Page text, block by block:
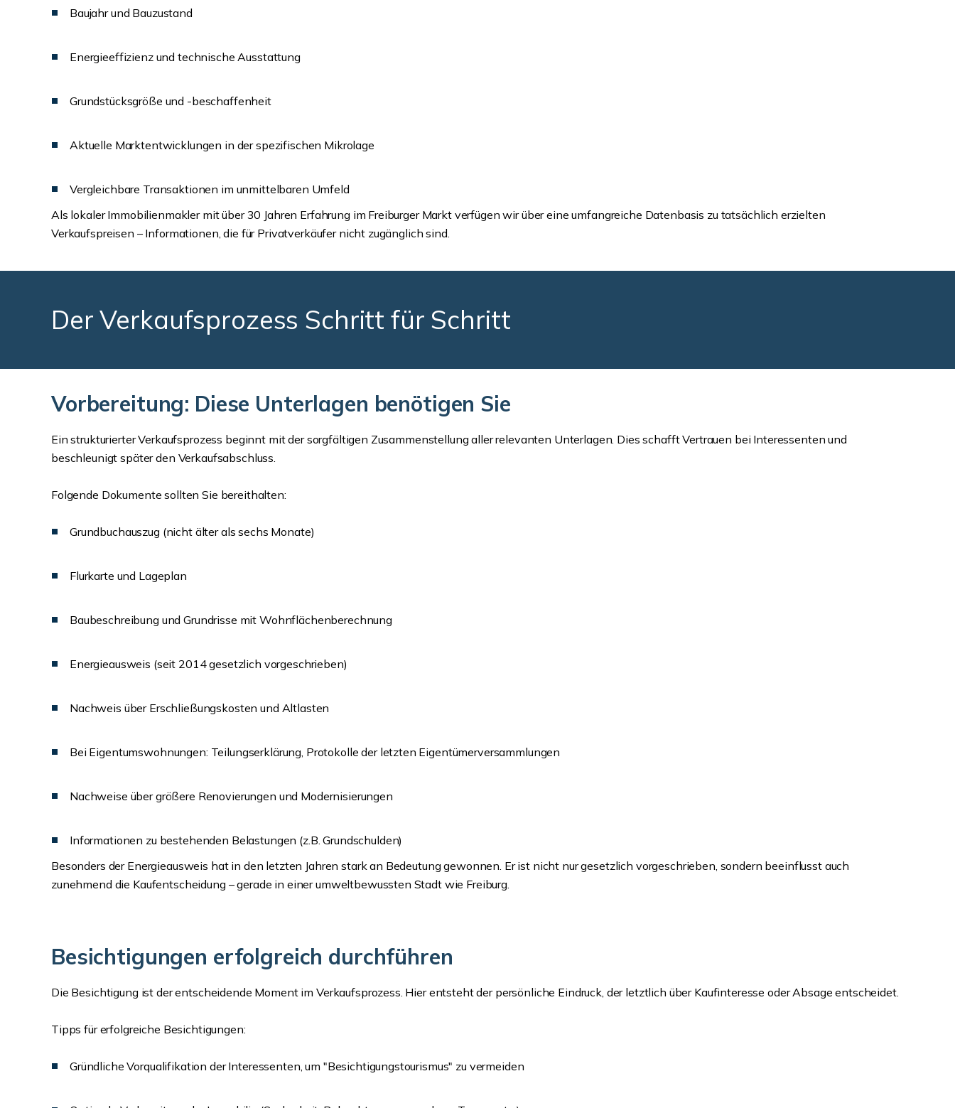
Baujahr und Bauzustand
Energieeffizienz und technische Ausstattung
Grundstücksgröße und -beschaffenheit
Aktuelle Marktentwicklungen in der spezifischen Mikrolage
Vergleichbare Transaktionen im unmittelbaren Umfeld
Als lokaler Immobilienmakler mit über 30 Jahren Erfahrung im Freiburger Markt verfügen wir über eine umfangreiche Datenbasis zu tatsächlich erzielten
Verkaufspreisen – Informationen, die für Privatverkäufer nicht zugänglich sind.
Der Verkaufsprozess Schritt für Schritt
Vorbereitung: Diese Unterlagen benötigen Sie
Ein strukturierter Verkaufsprozess beginnt mit der sorgfältigen Zusammenstellung aller relevanten Unterlagen. Dies schafft Vertrauen bei Interessenten und
beschleunigt später den Verkaufsabschluss.
Folgende Dokumente sollten Sie bereithalten:
Grundbuchauszug (nicht älter als sechs Monate)
Flurkarte und Lageplan
Baubeschreibung und Grundrisse mit Wohnflächenberechnung
Energieausweis (seit 2014 gesetzlich vorgeschrieben)
Nachweis über Erschließungskosten und Altlasten
Bei Eigentumswohnungen: Teilungserklärung, Protokolle der letzten Eigentümerversammlungen
Nachweise über größere Renovierungen und Modernisierungen
Informationen zu bestehenden Belastungen (z.B. Grundschulden)
Besonders der Energieausweis hat in den letzten Jahren stark an Bedeutung gewonnen. Er ist nicht nur gesetzlich vorgeschrieben, sondern beeinflusst auch
zunehmend die Kaufentscheidung – gerade in einer umweltbewussten Stadt wie Freiburg.
Besichtigungen erfolgreich durchführen
Die Besichtigung ist der entscheidende Moment im Verkaufsprozess. Hier entsteht der persönliche Eindruck, der letztlich über Kaufinteresse oder Absage entscheidet.
Tipps für erfolgreiche Besichtigungen:
Gründliche Vorqualifikation der Interessenten, um "Besichtigungstourismus" zu vermeiden